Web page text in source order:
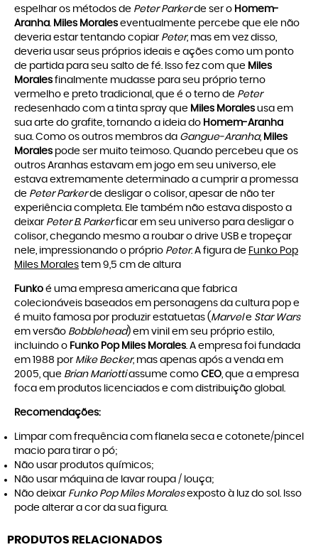
espelhar os métodos de Peter Parkerde ser o Homem-
Aranha. Miles Morales eventualmente percebe que ele não
deveria estar tentando copiar Peter, mas em vez disso,
deveria usar seus próprios ideais e ações como um ponto
de partida para seu salto de fé. Isso fez com que Miles
Morales finalmente mudasse para seu próprio terno
vermelho e preto tradicional, que é o terno de Peter
redesenhado com a tinta spray que Miles Morales usa em
sua arte do grafite, tornando a ideia do Homem-Aranha
sua. Como os outros membros da Gangue-Aranha, Miles
Morales pode ser muito teimoso. Quando percebeu que os
outros Aranhas estavam em jogo em seu universo, ele
estava extremamente determinado a cumprir a promessa
de Peter Parkerde desligar o colisor, apesar de não ter
experiência completa. Ele também não estava disposto a
deixar Peter B. Parkerficar em seu universo para desligar o
colisor, chegando mesmo a roubar o drive USB e tropeçar
nele, impressionando o próprio Peter. A figura de Funko Pop
Miles Morales tem 9,5 cm de altura
Funko é uma empresa americana que fabrica
colecionáveis baseados em personagens da cultura pop e
é muito famosa por produzir estatuetas (Marvele Star Wars
em versão Bobblehead) em vinil em seu próprio estilo,
incluindo o Funko Pop Miles Morales. A empresa foi fundada
em 1988 por Mike Becker, mas apenas após a venda em
2005, que Brian Mariottiassume como CEO, que a empresa
foca em produtos licenciados e com distribuição global.
Recomendações:
Limpar com frequência com flanela seca e cotonete/pincel
macio para tirar o pó;
Não usar produtos químicos;
Não usar máquina de lavar roupa / louça;
Não deixar Funko Pop Miles Morales exposto à luz do sol. Isso
pode alterar a cor da sua figura.
PRODUTOS RELACIONADOS